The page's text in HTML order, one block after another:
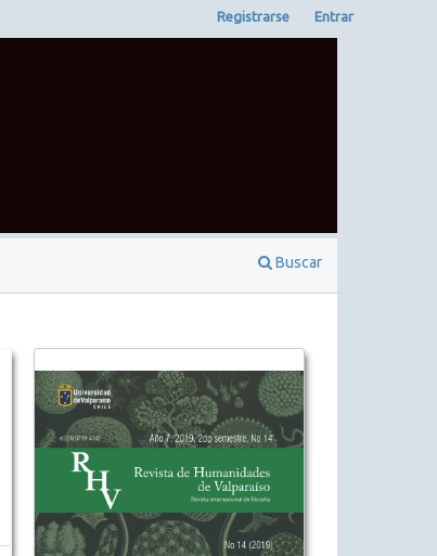
Buscar
Registrarse Entrar